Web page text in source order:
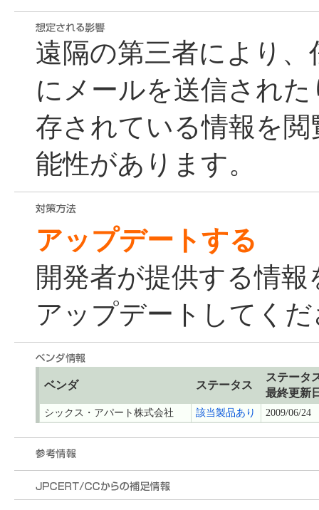
遠隔の第三者により
にメールを送信され
存されている情報を
能性があります。
アップデートする
開発者が提供する情
アップデートしてく
ベンダ ステータス
ステータ
最終更新
シックス・アパート株式会社 該当製品あり 2009/06/24